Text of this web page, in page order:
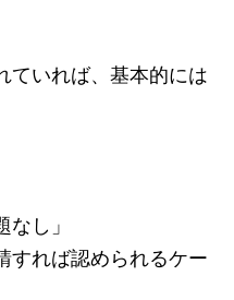
ていれば、基本的には
なし」
すれば認められるケー